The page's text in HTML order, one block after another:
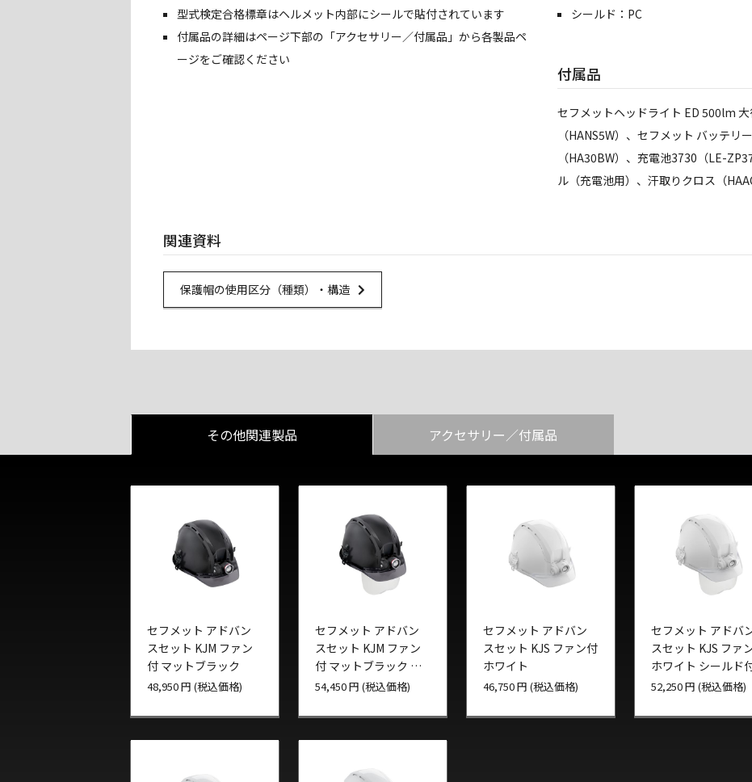
型式検定合格標章はヘルメット内部にシールで貼付されています
付属品の詳細はページ下部の「アクセサリー／付属品」から各製品ペ
ージをご確認ください
シールド：PC
付属品
セフメットヘッドライト ED 500lm
（HANS5W）、セフメット バッテリ
（HA30BW）、充電池3730（LE-
ル（充電池用）、汗取りクロス（
関連資料
保護帽の使用区分（種類）・構造 Url Link
その他関連製品 アクセサリー／付属品
セフメット アドバン
スセット KJM ファン
付 マットブラック
48,950 円 (税込価格)
セフメット アドバン
スセット KJM ファン
付 マットブラック シ
ールド付
54,450 円 (税込価格)
セフメット アドバン
スセット KJS ファン付
ホワイト
46,750 円 (税込価格)
セフメット アドバ
スセット KJS ファ
ホワイト シールド
52,250 円 (税込価格)